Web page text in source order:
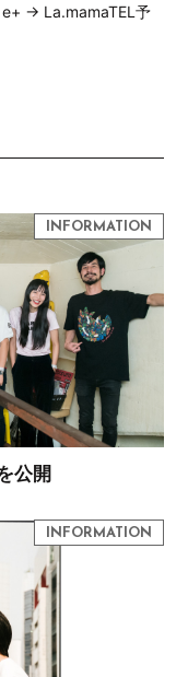
→ La.mamaTEL予
公開